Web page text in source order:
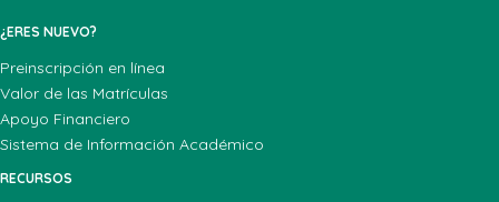
¿ERES NUEVO?
Preinscripción en línea
Valor de las Matrículas
Apoyo Financiero
Sistema de Información Académico
RECURSOS